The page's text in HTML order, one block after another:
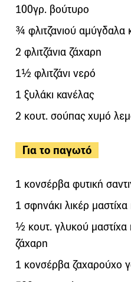
100γρ. βούτυρο
¾ φλιτζανιού αμύγδαλα
2 φλιτζάνια ζάχαρη
1½ φλιτζάνι νερό
1 ξυλάκι κανέλας
2 κουτ. σούπας χυμό
Για το παγωτό
1 κονσέρβα φυτική
1 σφηνάκι λικέρ μαστίχα
½ κουτ. γλυκού μαστίχα
ζάχαρη
1 κονσέρβα ζαχαρούχο